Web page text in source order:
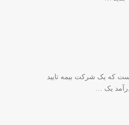
که یک شرکت بیمه تایید
یک …